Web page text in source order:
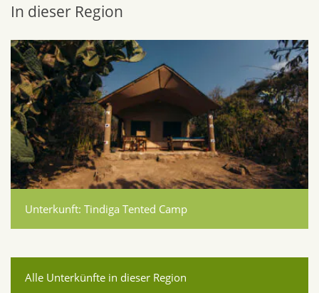
In dieser Region
Unterkunft: Tindiga Tented Camp
Alle Unterkünfte in dieser Region